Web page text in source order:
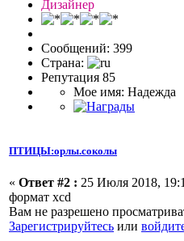
Дизайнер
Сообщений: 399
Страна:
Репутация 85
Мое имя: Надежда
ПТИЦЫ:орлы.соколы
« Ответ #2 : 25 Июля 2018,
формат xcd
Вам не разрешено
Зарегистрируйтесь или